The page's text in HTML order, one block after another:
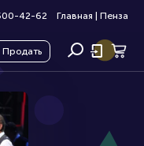
42-62 Главная Пенза
Продать